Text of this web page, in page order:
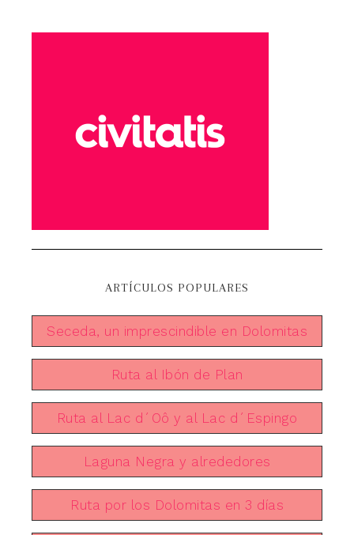
ARTÍCULOS POPULARES
Seceda, un imprescindible en Dolomitas
Ruta al Ibón de Plan
Ruta al Lac d´Oô y al Lac d´Espingo
Laguna Negra y alrededores
Ruta por los Dolomitas en 3 días